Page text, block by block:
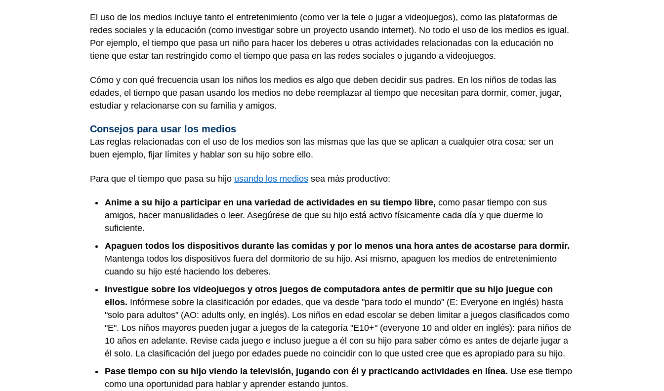
El uso de los medios incluye tanto el entretenimiento (como ver la tele o jugar a videojuegos), como las plataformas de
redes sociales y la educación (como investigar sobre un proyecto usando internet). No todo el uso de los medios es igual.
Por ejemplo, el tiempo que pasa un niño para hacer los deberes u otras actividades relacionadas con la educación no
tiene que estar tan restringido como el tiempo que pasa en las redes sociales o jugando a videojuegos.
Cómo y con qué frecuencia usan los niños los medios es algo que deben decidir sus padres. En los niños de todas las
edades, el tiempo que pasan usando los medios no debe reemplazar al tiempo que necesitan para dormir, comer, jugar,
estudiar y relacionarse con su familia y amigos.
Consejos para usar los medios
Las reglas relacionadas con el uso de los medios son las mismas que las que se aplican a cualquier otra cosa: ser un
buen ejemplo, fijar límites y hablar son su hijo sobre ello.
Para que el tiempo que pasa su hijo usando los medios sea más productivo:
Anime a su hijo a participar en una variedad de actividades en su tiempo libre, como pasar tiempo con sus
amigos, hacer manualidades o leer. Asegúrese de que su hijo está activo físicamente cada día y que duerme lo
suficiente.
Apaguen todos los dispositivos durante las comidas y por lo menos una hora antes de acostarse para dormir.
Mantenga todos los dispositivos fuera del dormitorio de su hijo. Así mismo, apaguen los medios de entretenimiento
cuando su hijo esté haciendo los deberes.
Investigue sobre los videojuegos y otros juegos de computadora antes de permitir que su hijo juegue con
ellos. Infórmese sobre la clasificación por edades, que va desde "para todo el mundo" (E: Everyone en inglés) hasta
"solo para adultos" (AO: adults only, en inglés). Los niños en edad escolar se deben limitar a juegos clasificados como
"E". Los niños mayores pueden jugar a juegos de la categoría "E10+" (everyone 10 and older en inglés): para niños de
10 años en adelante. Revise cada juego e incluso juegue a él con su hijo para saber cómo es antes de dejarle jugar a
él solo. La clasificación del juego por edades puede no coincidir con lo que usted cree que es apropiado para su hijo.
Pase tiempo con su hijo viendo la televisión, jugando con él y practicando actividades en línea. Use ese tiempo
como una oportunidad para hablar y aprender estando juntos.